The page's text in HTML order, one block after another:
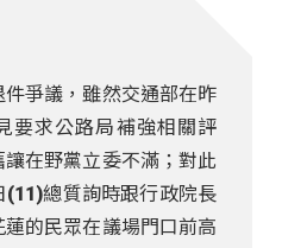
爭議，雖然交通部在昨
要求公路局補強相關評
在野黨立委不滿；對此
(11)總質詢時跟行政院長
的民眾在議場門口前高